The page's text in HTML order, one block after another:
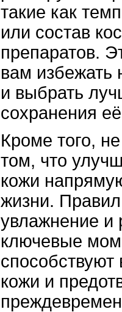
такие как
или состав
препаратов.
вам избежать
и выбрать
сохранения
Кроме того,
том, что
кожи
жизни.
увлажнение и
ключевые
кожи и